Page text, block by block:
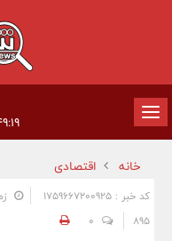
تغییر
وضعیت
ناوبری
خانه اقتصادی
کد خبر : 1759667200925
زمان:
895
0